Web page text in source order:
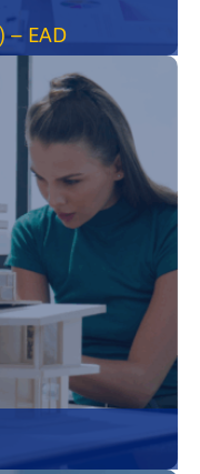
EAD